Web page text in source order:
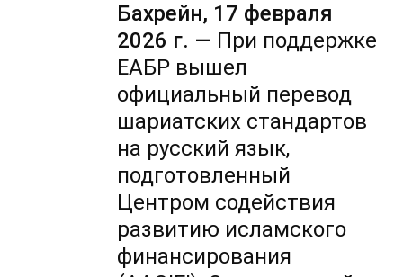
Бахрейн, 17 февраля
2026 г. — При поддержке
ЕАБР вышел
официальный перевод
шариатских стандартов
на русский язык,
подготовленный
Центром содействия
развитию исламского
финансирования